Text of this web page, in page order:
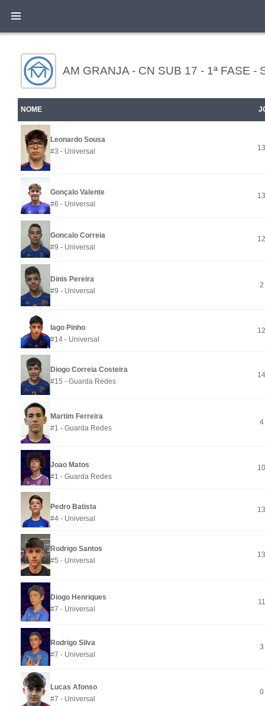
AM GRANJA - CN SUB 17 - 1ª FASE -
NOME
Leonardo Sousa
#3 - Universal
13
Gonçalo Valente
#6 - Universal
13
Goncalo Correia
#9 - Universal
12
Dinis Pereira
#9 - Universal
2
Iago Pinho
#14 - Universal
12
Diogo Correia Costeira
#15 - Guarda Redes
14
Martim Ferreira
#1 - Guarda Redes
4
Joao Matos
#1 - Guarda Redes
10
Pedro Batista
#4 - Universal
13
Rodrigo Santos
#5 - Universal
13
Diogo Henriques
#7 - Universal
11
Rodrigo Silva
#7 - Universal
3
Lucas Afonso
#7 - Universal
0